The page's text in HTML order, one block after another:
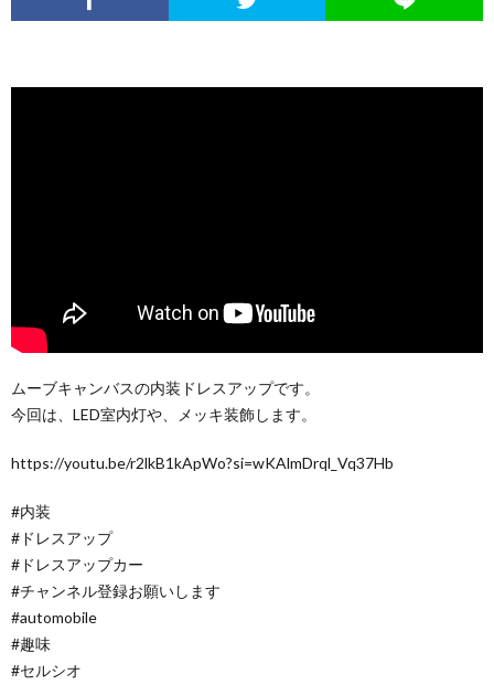
ムーブキャンバスの内装ドレスアップです。
今回は、LED室内灯や、メッキ装飾します。
https://youtu.be/r2lkB1kApWo?si=wKAlmDrql_Vq37Hb
#内装
#ドレスアップ
#ドレスアップカー
#チャンネル登録お願いします
#automobile
#趣味
#セルシオ